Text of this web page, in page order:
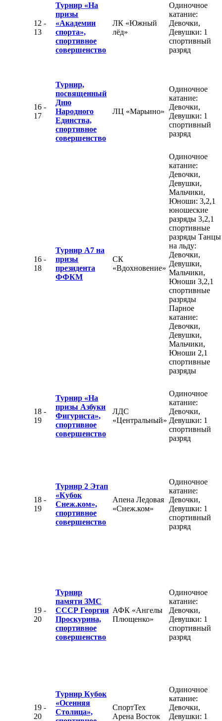
12 -
13
Турнир «На
призы
«Академии
спорта»,
спортивное
совершенство
ЛК «Южный
лёд»
Одиночное
катание:
Девочки,
Девушки: 1
спортивный
разряд
16 -
17
Турнир,
посвященный
Дню
Народного
Единства,
спортивное
совершенство
ЛЦ «Марьино»
Одиночное
катание:
Девочки,
Девушки: 1
спортивный
разряд
16 -
18
Турнир А7 на
призы
президента
ФФКМ
СК
«Вдохновение»
Одиночное
катание:
Девочки,
Девушки,
Мальчики,
Юноши: 3,2,1
юношеские
разряды 3,2,1
спортивные
разряды Танцы
на льду:
Девочки,
Девушки,
Мальчики,
Юноши 3,2,1
спортивные
разряды
Парное
катание:
Девочки,
Девушки,
Мальчики,
Юноши 2,1
спортивные
разряды
18 -
19
Турнир «На
призы Азбуки
Фигуриста»,
спортивное
совершенство
ЛДС
«Центральный»
Одиночное
катание:
Девочки,
Девушки: 1
спортивный
разряд
18 -
19
Турнир 2 Этап
«Кубок
Снеж.ком»,
спортивное
совершенство
Апена Ледовая
«Снеж.ком»
Одиночное
катание:
Девочки,
Девушки: 1
спортивный
разряд
19 -
20
Турнир
памяти ЗМС
СССР Георгия
Проскурина,
спортивное
совершенство
АФК «Ангелы
Плющенко»
Одиночное
катание:
Девочки,
Девушки: 1
спортивный
разряд
19 -
20
Турнир Кубок
«Осенняя
Столица»,
СпортТех
Арена Восток
Одиночное
катание:
Девочки,
Девушки: 1